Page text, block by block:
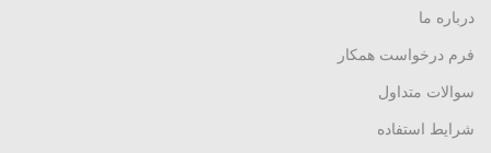
درباره ما
فرم درخواست همکار
سوالات متداول
شرایط استفاده